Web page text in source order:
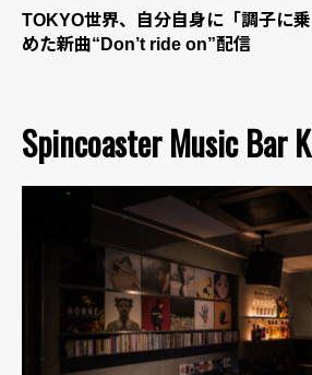
TOKYO世界、自分自身に「調子に
めた新曲“Don’t ride on”配信
Spincoaster Music Bar